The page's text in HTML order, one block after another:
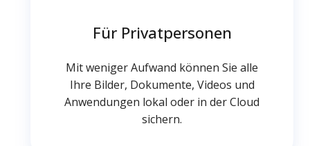
Für Privatpersonen
Mit weniger Aufwand können Sie alle
Ihre Bilder, Dokumente, Videos und
Anwendungen lokal oder in der Cloud
sichern.